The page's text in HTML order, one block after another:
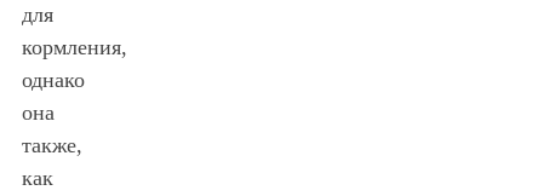
для
кормления,
однако
она
также,
как